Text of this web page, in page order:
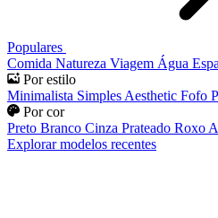
Populares
Comida Natureza Viagem Água
Por estilo
Minimalista Simples Aesthetic Fofo
Por cor
Preto Branco Cinza Prateado Roxo
Explorar modelos recentes